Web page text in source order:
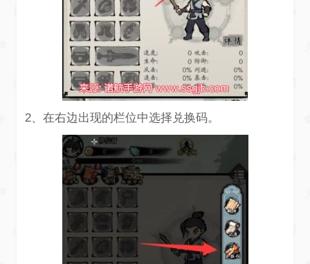
2、在右边出现的栏位中选择兑换码。